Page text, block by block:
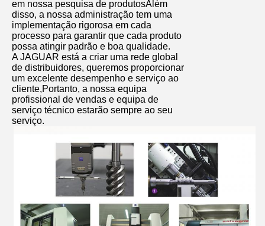
em nossa pesquisa de produtosAlém
disso, a nossa administração tem uma
implementação rigorosa em cada
processo para garantir que cada produto
possa atingir padrão e boa qualidade.
A JAGUAR está a criar uma rede global
de distribuidores, queremos proporcionar
um excelente desempenho e serviço ao
cliente,Portanto, a nossa equipa
profissional de vendas e equipa de
serviço técnico estarão sempre ao seu
serviço.